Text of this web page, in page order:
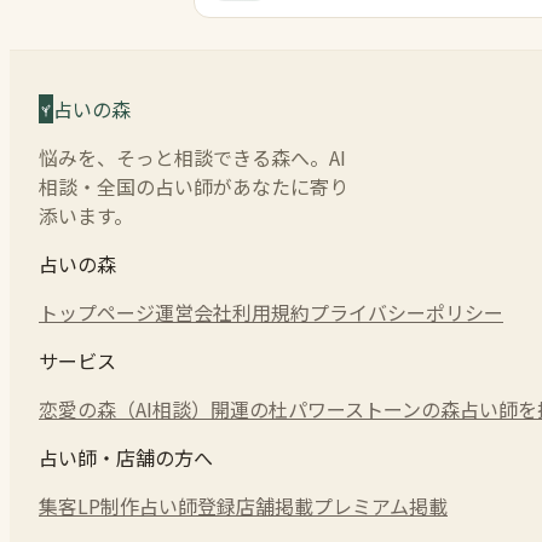
占いの森
悩みを、そっと相談できる森へ。AI
相談・全国の占い師があなたに寄り
添います。
占いの森
トップページ運営会社利用規約プライバシーポリシー
サービス
恋愛の森（AI相談） 開運の杜パワーストーンの森占い師
占い師・店舗の方へ
集客LP制作占い師登録店舗掲載プレミアム掲載